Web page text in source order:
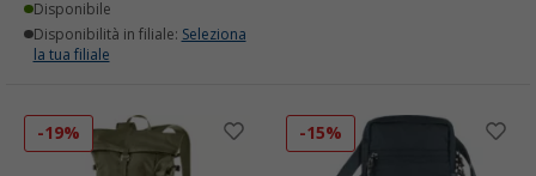
Disponibile
Disponibilità in filiale: Seleziona
la tua filiale
-19% -15%